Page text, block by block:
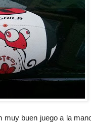
muy buen juego a la